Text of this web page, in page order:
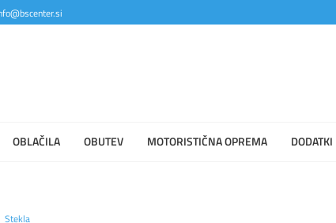
OBLAČILA OBUTEV MOTORISTIČNA OPREMA DODATKI
Stekla